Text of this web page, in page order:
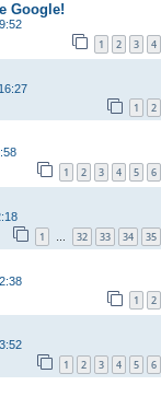
Google!
1 2 3 4
1 2
1 2 3 4 5 6
1 … 32 33 34 35
1 2
1 2 3 4 5 6